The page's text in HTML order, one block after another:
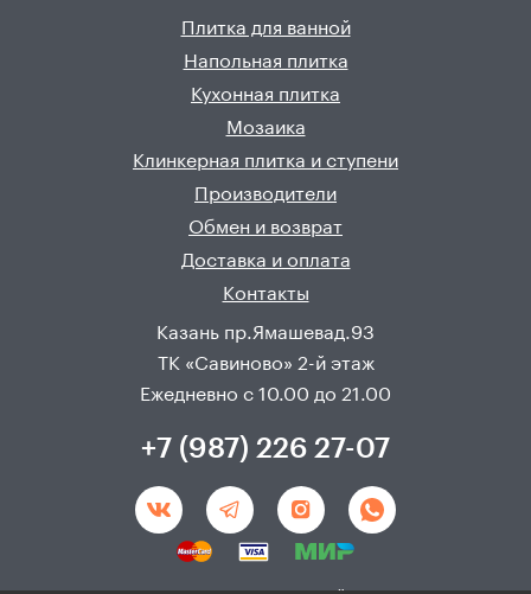
Плитка для ванной
Напольная плитка
Кухонная плитка
Мозаика
Клинкерная плитка и ступени
Производители
Обмен и возврат
Доставка и оплата
Контакты
Казань пр.Ямашевад.93
ТК «Савиново» 2-й этаж
Ежедневно с 10.00 до 21.00
+7 (987) 226 27-07